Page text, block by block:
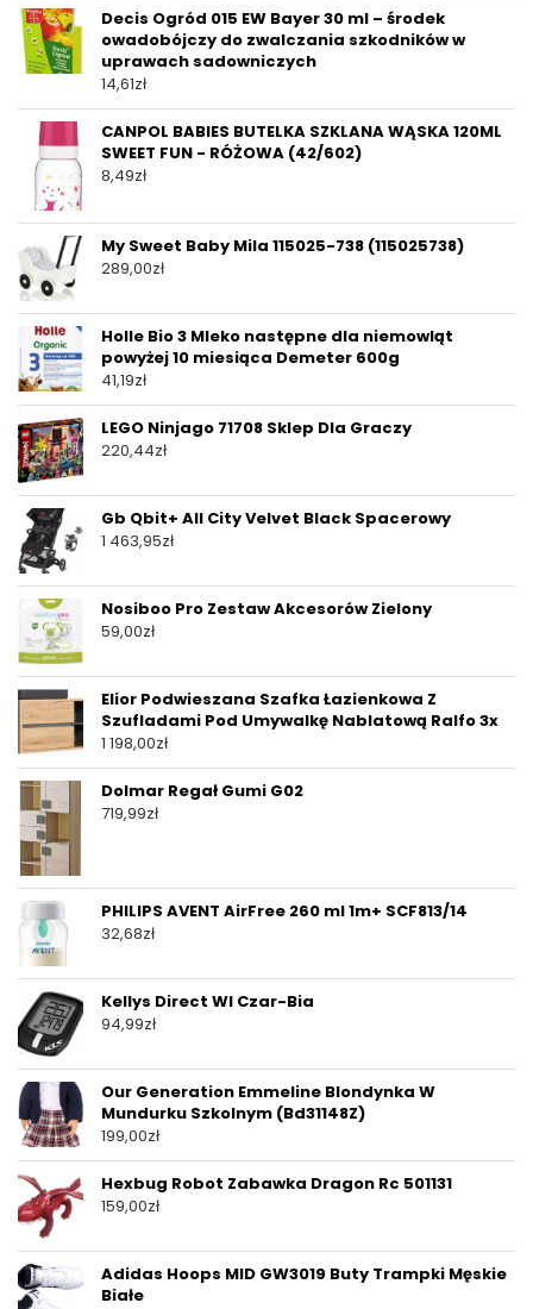
Decis Ogród 015 EW Bayer 30 ml – środek
owadobójczy do zwalczania szkodników w
uprawach sadowniczych
14,61zł
CANPOL BABIES BUTELKA SZKLANA WĄSKA 120ML
SWEET FUN - RÓŻOWA (42/602)
8,49zł
My Sweet Baby Mila 115025-738 (115025738)
289,00zł
Holle Bio 3 Mleko następne dla niemowląt
powyżej 10 miesiąca Demeter 600g
41,19zł
LEGO Ninjago 71708 Sklep Dla Graczy
220,44zł
Gb Qbit+ All City Velvet Black Spacerowy
1 463,95zł
Nosiboo Pro Zestaw Akcesorów Zielony
59,00zł
Elior Podwieszana Szafka Łazienkowa Z
Szufladami Pod Umywalkę Nablatową Ralfo 3x
1 198,00zł
Dolmar Regał Gumi G02
719,99zł
PHILIPS AVENT AirFree 260 ml 1m+ SCF813/14
32,68zł
Kellys Direct Wl Czar-Bia
94,99zł
Our Generation Emmeline Blondynka W
Mundurku Szkolnym (Bd31148Z)
199,00zł
Hexbug Robot Zabawka Dragon Rc 501131
159,00zł
Adidas Hoops MID GW3019 Buty Trampki Męskie
Białe